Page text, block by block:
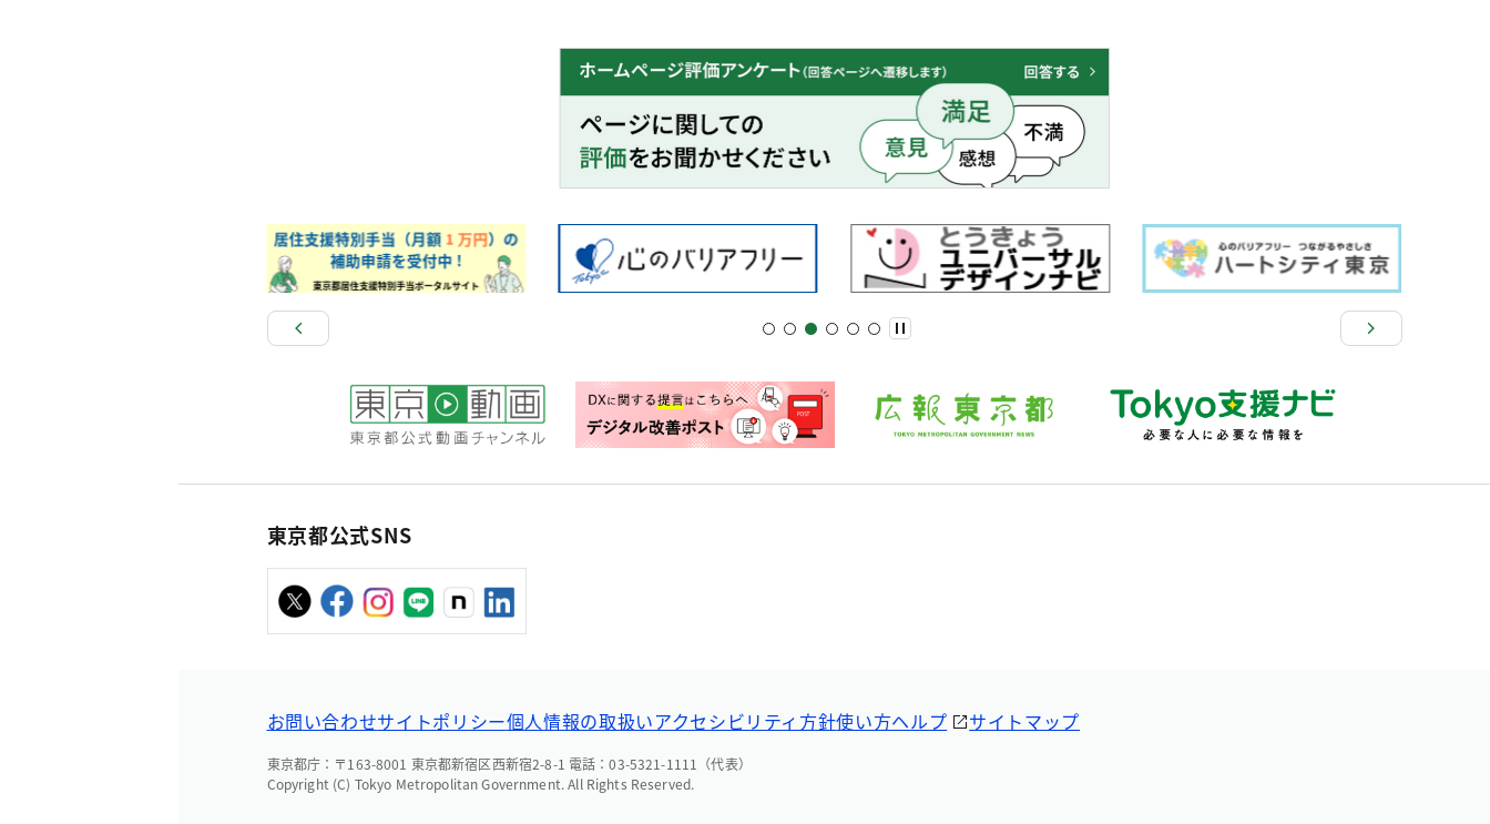
東京都公式SNS
お問い合わせサイトポリシー個人情報の取扱いアクセシビリティ方針使い方ヘルプ サイトマップ
東京都庁：〒163-8001 東京都新宿区西新宿2-8-1 電話：03-5321-1111（代表）
Copyright (C) Tokyo Metropolitan Government. All Rights Reserved.